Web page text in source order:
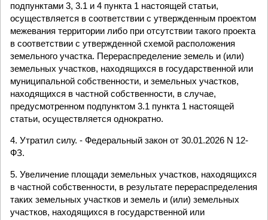
подпунктами 3, 3.1 и 4 пункта 1 настоящей статьи,
осуществляется в соответствии с утвержденным проектом
межевания территории либо при отсутствии такого проекта
в соответствии с утвержденной схемой расположения
земельного участка. Перераспределение земель и (или)
земельных участков, находящихся в государственной или
муниципальной собственности, и земельных участков,
находящихся в частной собственности, в случае,
предусмотренном подпунктом 3.1 пункта 1 настоящей
статьи, осуществляется однократно.
4. Утратил силу. - Федеральный закон от 30.01.2026 N 12-
ФЗ.
5. Увеличение площади земельных участков, находящихся
в частной собственности, в результате перераспределения
таких земельных участков и земель и (или) земельных
участков, находящихся в государственной или